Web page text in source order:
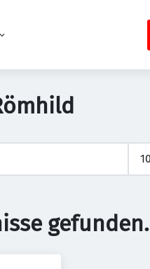
gefunden.